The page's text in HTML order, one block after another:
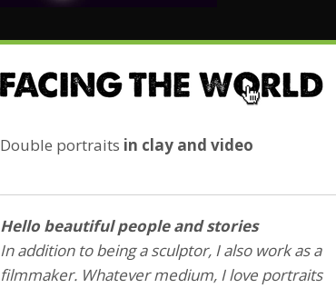
Double portraits in clay and video
Hello beautiful people and stories
In addition to being a sculptor, I also work as a
filmmaker. Whatever medium, I love portraits